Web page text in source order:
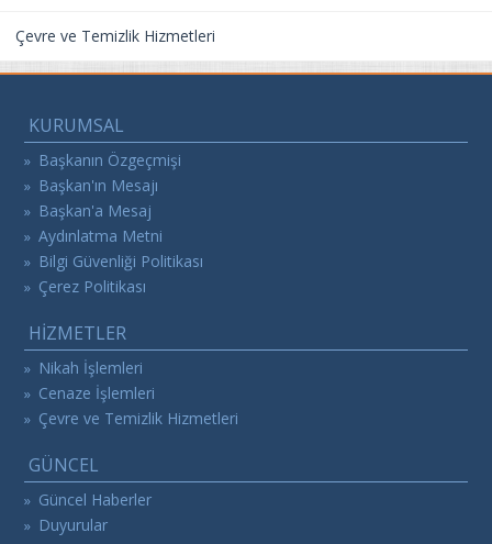
Çevre ve Temizlik Hizmetleri
KURUMSAL
» Başkanın Özgeçmişi
» Başkan'ın Mesajı
» Başkan'a Mesaj
» Aydınlatma Metni
» Bilgi Güvenliği Politikası
» Çerez Politikası
HİZMETLER
» Nikah İşlemleri
» Cenaze İşlemleri
» Çevre ve Temizlik Hizmetleri
GÜNCEL
» Güncel Haberler
» Duyurular